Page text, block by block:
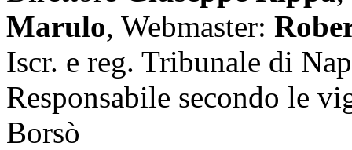
Marulo, Webmaster:
Iscr. e reg. Tribunale di
Responsabile secondo le
Borsò